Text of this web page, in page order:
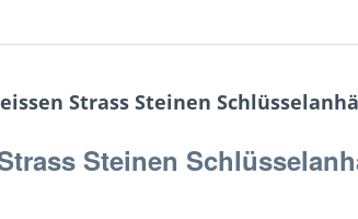
Strass Steinen
Steinen